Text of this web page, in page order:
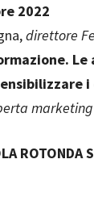
2022
direttore
marketing
ROTONDA